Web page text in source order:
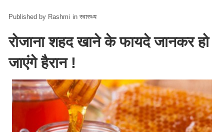
Rashmi in स्वास्थ्य
रोजाना शहद खाने के फायदे जानकर हो
जाएंगे हैरान !